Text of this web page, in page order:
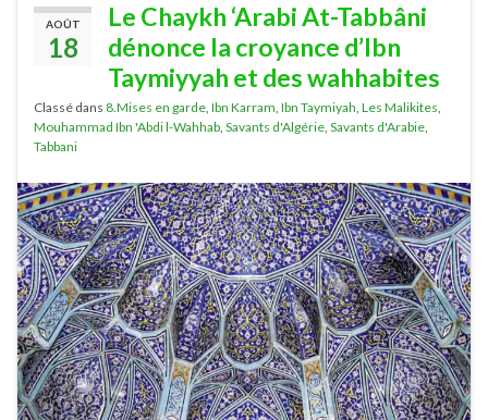
AOÛT
18
Le Chaykh ‘Arabi At-Tabbâni
dénonce la croyance d’Ibn
Taymiyyah et des wahhabites
Classé dans 8.Mises en garde, Ibn Karram, Ibn Taymiyah, Les Malikites,
Mouhammad Ibn 'Abdi l-Wahhab, Savants d'Algérie, Savants d'Arabie,
Tabbani